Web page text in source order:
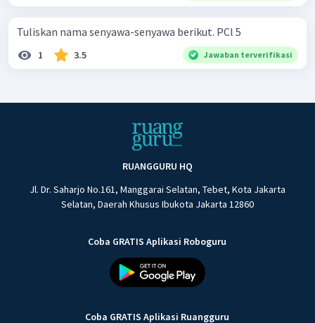
Tuliskan nama senyawa-senyawa berikut. PCl 5 ​
1 3.5 Jawaban terverifikasi
RUANGGURU HQ
Jl. Dr. Saharjo No.161, Manggarai Selatan, Tebet, Kota Jakarta
Selatan, Daerah Khusus Ibukota Jakarta 12860
Coba GRATIS Aplikasi Roboguru
Coba GRATIS Aplikasi Ruangguru